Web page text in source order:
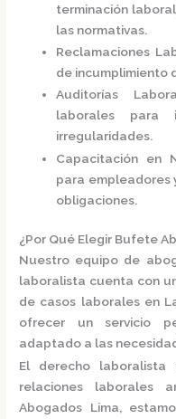
terminación
las normativas.
Reclamaciones
de incumplimiento
Auditorías
laborales para
irregularidades.
Capacitación en
para empleadores
obligaciones.
¿Por Qué Elegir Bufete
Nuestro equipo de
laboralista cuenta con
de casos laborales en
ofrecer un servicio
adaptado a las
El derecho laboralista
relaciones laborales
Abogados Lima,